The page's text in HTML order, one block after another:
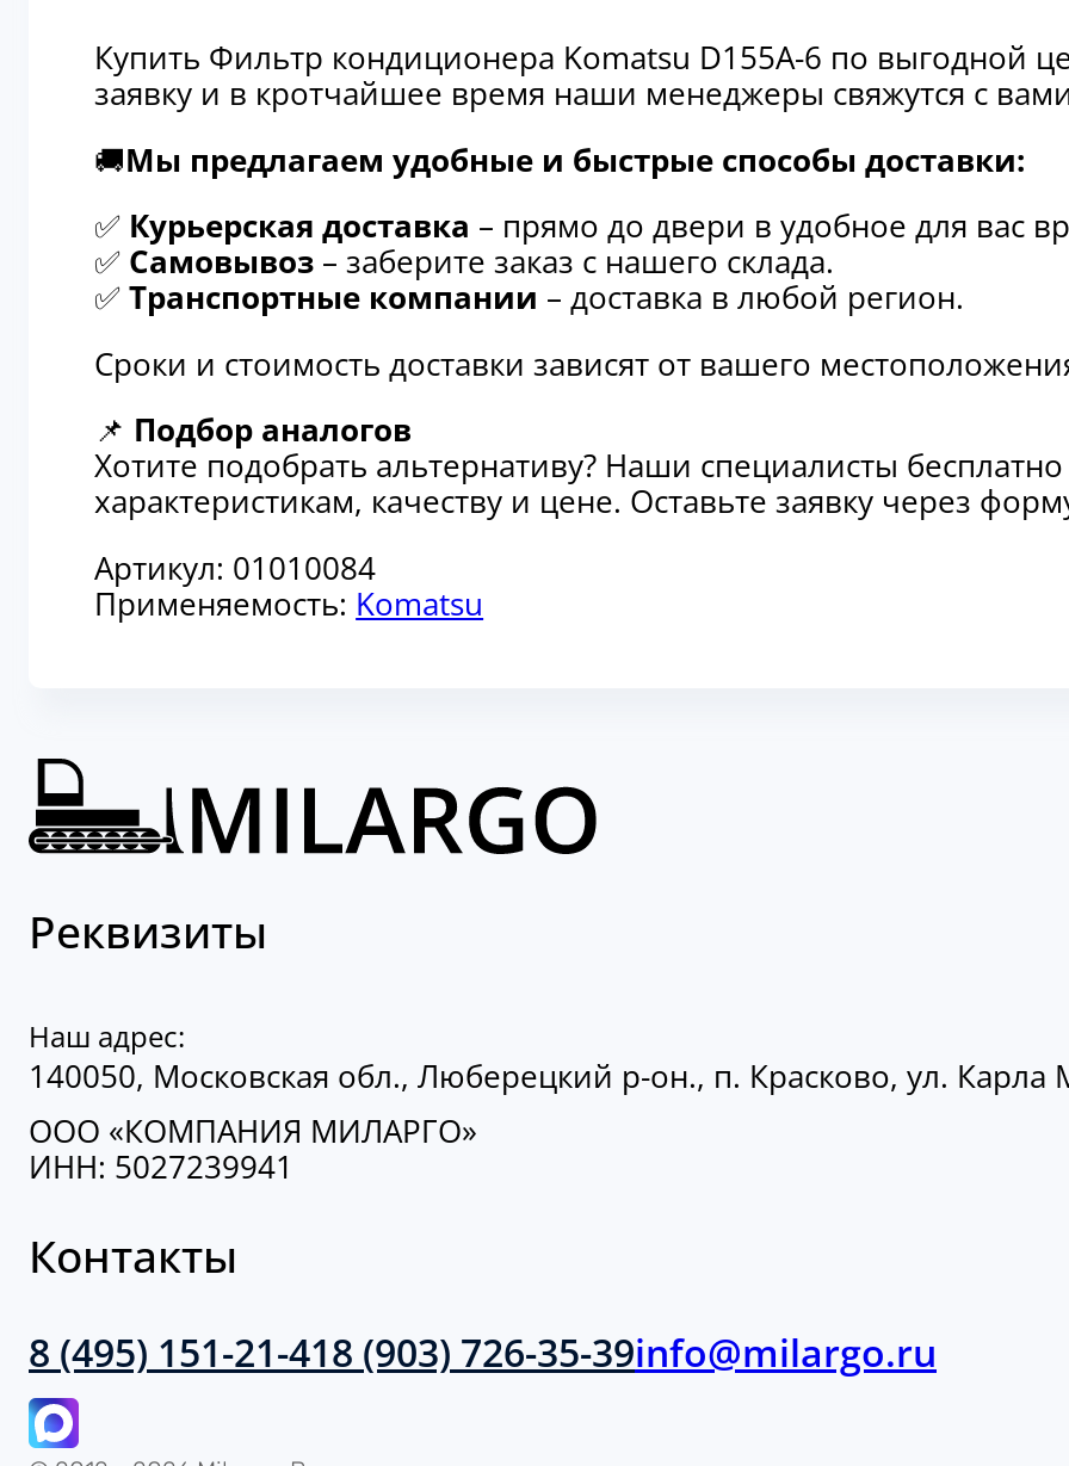
Купить Фильтр кондиционера Komatsu D155A-6 по выгодной
заявку и в кротчайшее время наши менеджеры свяжутся с
🚚Мы предлагаем удобные и быстрые способы доставки:
✅ Курьерская доставка – прямо до двери в удобное для вас
✅ Самовывоз – заберите заказ с нашего склада.
✅ Транспортные компании – доставка в любой регион.
Сроки и стоимость доставки зависят от вашего
📌 Подбор аналогов
Хотите подобрать альтернативу? Наши специалисты
характеристикам, качеству и цене. Оставьте заявку через
Артикул: 01010084
Применяемость: Komatsu
Реквизиты
Наш адрес:
140050, Московская обл., Люберецкий р-он., п. Красково, ул. Карла
ООО «КОМПАНИЯ МИЛАРГО»
ИНН: 5027239941
Контакты
8 (495) 151-21-418 (903) 726-35-39info@milargo.ru